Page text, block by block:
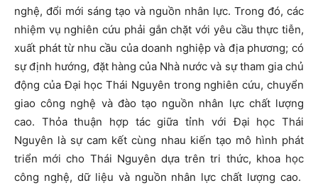
nghệ, đổi mới sáng tạo và nguồn nhân lực. Trong đó, các
nhiệm vụ nghiên cứu phải gắn chặt với yêu cầu thực tiễn,
xuất phát từ nhu cầu của doanh nghiệp và địa phương; có
sự định hướng, đặt hàng của Nhà nước và sự tham gia chủ
động của Đại học Thái Nguyên trong nghiên cứu, chuyển
giao công nghệ và đào tạo nguồn nhân lực chất lượng
cao. Thỏa thuận hợp tác giữa tỉnh với Đại học Thái
Nguyên là sự cam kết cùng nhau kiến tạo mô hình phát
triển mới cho Thái Nguyên dựa trên tri thức, khoa học
công nghệ, dữ liệu và nguồn nhân lực chất lượng cao.